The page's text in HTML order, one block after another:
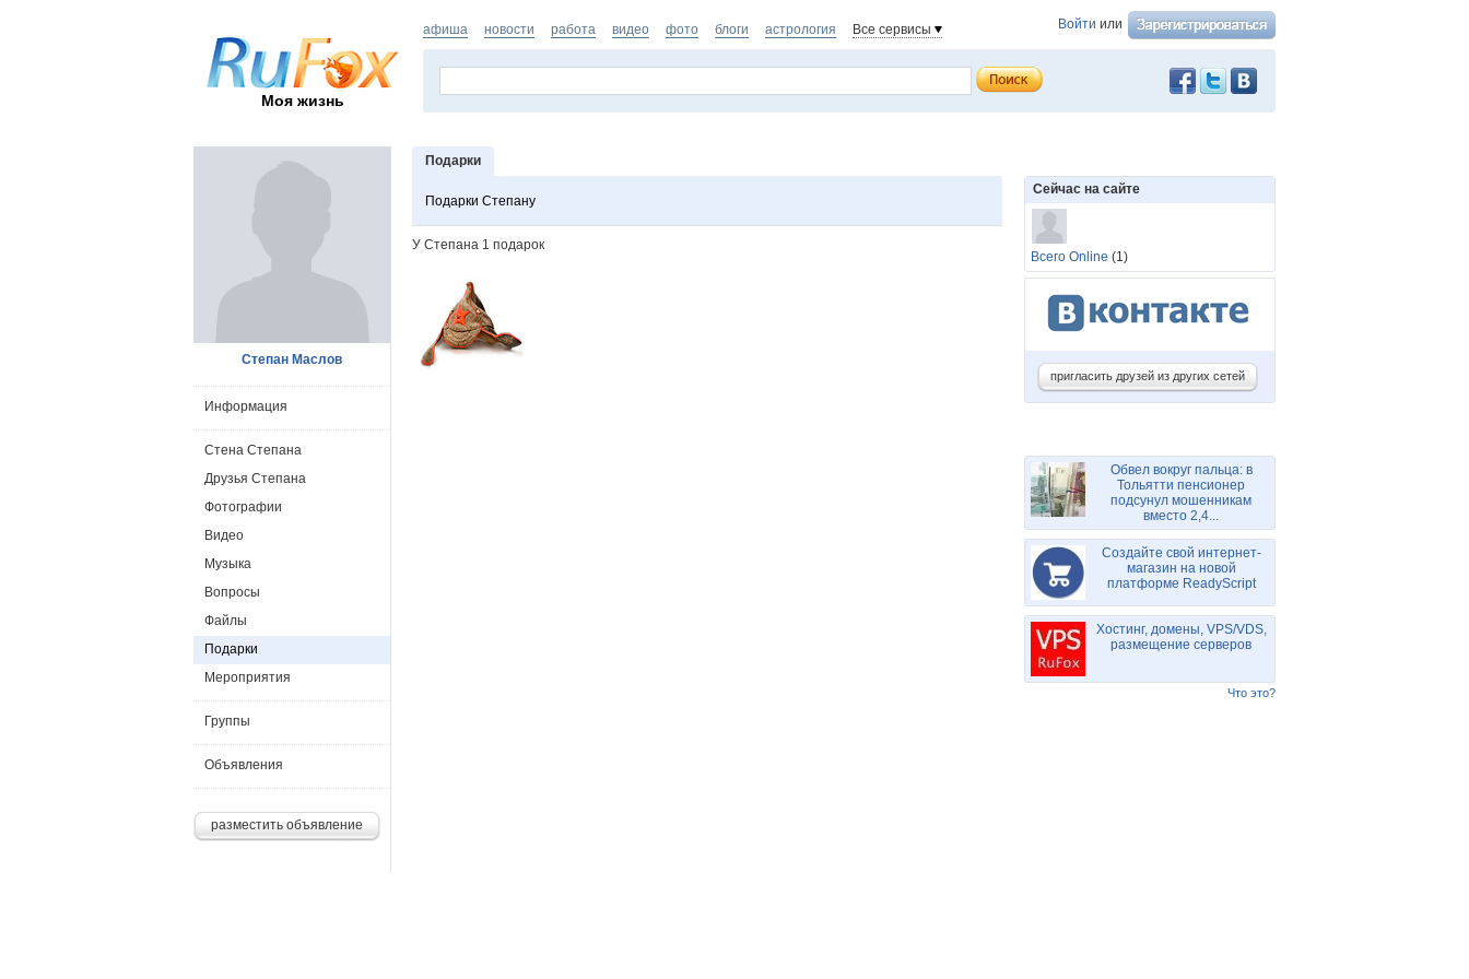
Моя жизнь
Войти или
афиша новости работа видео фото блоги астрология Все сервисы
Подарки
Подарки Степану
У Степана 1 подарок
Степан Маслов
Информация
Стена Степана
Друзья Степана
Фотографии
Видео
Музыка
Вопросы
Файлы
Подарки
Мероприятия
Группы
Объявления
разместить объявление
Сейчас на сайте
Всего Online (1)
пригласить друзей из других сетей
Обвел вокруг пальца: в
Тольятти пенсионер
подсунул мошенникам
вместо 2,4...
Создайте свой интернет-
магазин на новой
платформе ReadyScript
Хостинг, домены, VPS/VDS,
размещение серверов
Что это?